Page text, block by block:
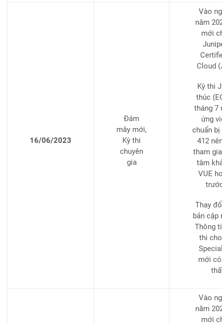
16/06/2023
Đám
mây mới,
Kỳ thi
chuyên
gia
Vào
năm
mới
Cloud
Kỳ thi
thúc
tháng 7
ứng
chuẩn
412
tham
tâm
VUE
Thay
bản cập
Thông
thi
mới
Vào
năm
mới